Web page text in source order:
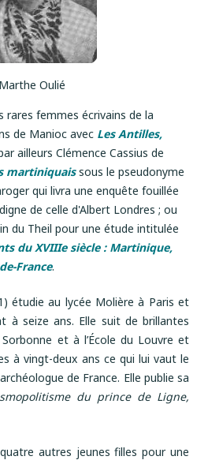
Marthe Oulié
rares femmes écrivains de la
de Manioc avec Les Antilles,
ailleurs Clémence Cassius de
martiniquaissous le pseudonyme
qui livra une enquête fouillée
de celle d'Albert Londres ; ou
du Theil pour une étude intitulée
du XVIIIe siècle : Martinique,
France.
étudie au lycée Molière à Paris et
à seize ans. Elle suit de brillantes
et à l’École du Louvre et
à vingt-deux ans ce qui lui vaut le
de France. Elle publie sa
du prince de Ligne,
autres jeunes filles pour une